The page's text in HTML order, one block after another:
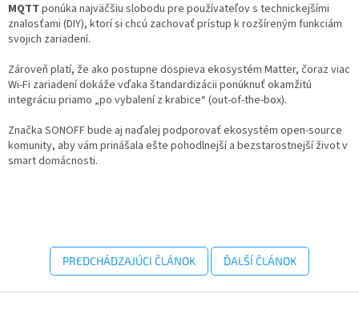
MQTT ponúka najväčšiu slobodu pre používateľov s technickejšími
znalosťami (DIY), ktorí si chcú zachovať prístup k rozšíreným funkciám
svojich zariadení.
Zároveň platí, že ako postupne dospieva ekosystém Matter, čoraz viac
Wi-Fi zariadení dokáže vďaka štandardizácii ponúknuť okamžitú
integráciu priamo „po vybalení z krabice“ (out-of-the-box).
Značka SONOFF bude aj naďalej podporovať ekosystém open-source
komunity, aby vám prinášala ešte pohodlnejší a bezstarostnejší život v
smart domácnosti.
PREDCHÁDZAJÚCI ČLÁNOK ĎALŠÍ ČLÁNOK